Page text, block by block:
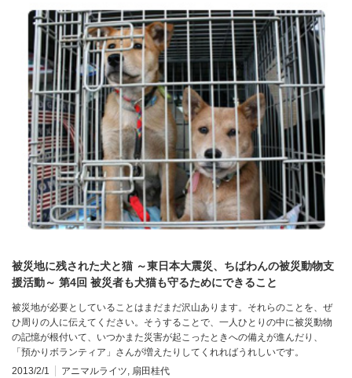
被災地に残された犬と猫 ～東日本大震災、ちばわんの被災動物支
援活動～ 第4回 被災者も犬猫も守るためにできること
被災地が必要としていることはまだまだ沢山あります。それらのことを、ぜ
ひ周りの人に伝えてください。そうすることで、一人ひとりの中に被災動物
の記憶が根付いて、いつかまた災害が起こったときへの備えが進んだり、
「預かりボランティア」さんが増えたりしてくれればうれしいです。
2013/2/1
アニマルライツ, 扇田桂代